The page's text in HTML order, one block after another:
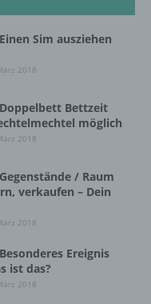
Sim ausziehen
2018
Bettzeit
möglich
2018
/ Raum
verkaufen – Dein
2018
Ereignis
ist das?
2018
juristische
oder andere
Person, dem
der
des
sind, die
zu verarbeiten.
betroffenen
Fall in